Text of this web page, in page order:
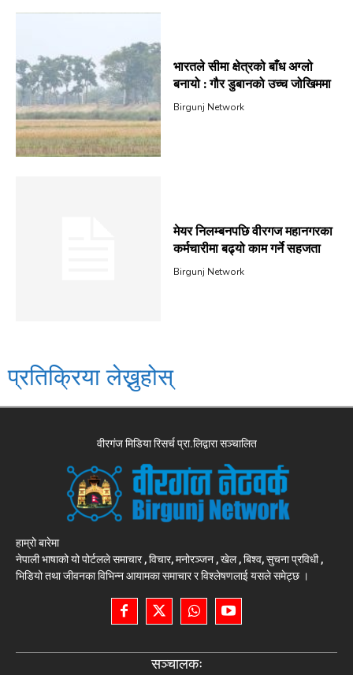
भारतले सीमा क्षेत्रको बाँध अग्लो
बनायो : गौर डुबानको उच्च जोखिममा
Birgunj Network
मेयर निलम्बनपछि वीरगज महानगरका
कर्मचारीमा बढ्यो काम गर्ने सहजता
Birgunj Network
प्रतिक्रिया लेख्नुहोस्
वीरगंज मिडिया रिसर्च प्रा.लिद्वारा सञ्चालित
हाम्रो बारेमा
नेपाली भाषाको यो पोर्टलले समाचार , विचार, मनोरञ्जन , खेल , बिश्व, सुचना प्रविधी ,
भिडियो तथा जीवनका विभिन्न आयामका समाचार र विश्लेषणलाई यसले समेट्छ ।
सञ्चालकः